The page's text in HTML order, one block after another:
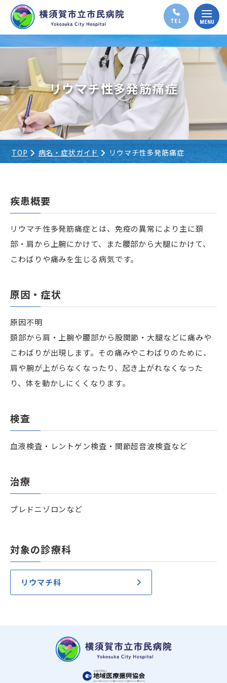
リウマチ性多発筋痛症
TOP 病名・症状ガイド リウマチ性多発筋痛症
疾患概要
リウマチ性多発筋痛症とは、免疫の異常により主に頚
部・肩から上腕にかけて、また腰部から大腿にかけて、
こわばりや痛みを生じる病気です。
原因・症状
原因不明
頚部から肩・上腕や腰部から股関節・大腿などに痛みや
こわばりが出現します。その痛みやこわばりのために、
肩や腕が上がらなくなったり、起き上がれなくなった
り、体を動かしにくくなります。
検査
血液検査・レントゲン検査・関節超音波検査など
治療
プレドニゾロンなど
対象の診療科
リウマチ科